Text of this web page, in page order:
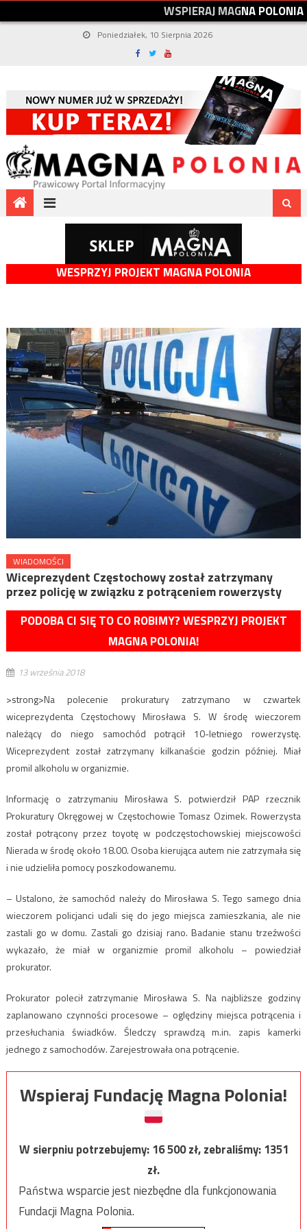
WSPIERAJMAGNAPOLONIA
Poniedziałek, 10 Sierpnia 2026
WESPRZYJ PROJEKT MAGNA POLONIA
WIADOMOŚCI
Wiceprezydent Częstochowy został zatrzymany
przez policję w związku z potrąceniem rowerzysty
PODOBA CI SIĘ TO CO ROBIMY? WESPRZYJ PROJEKT
MAGNA POLONIA!
13 września 2018
>strong>Na polecenie prokuratury zatrzymano w czwartek
wiceprezydenta Częstochowy Mirosława S. W środę wieczorem
należący do niego samochód potrącił 10-letniego rowerzystę.
Wiceprezydent został zatrzymany kilkanaście godzin później. Miał
promil alkoholu w organizmie.
Informację o zatrzymaniu Mirosława S. potwierdził PAP rzecznik
Prokuratury Okręgowej w Częstochowie Tomasz Ozimek. Rowerzysta
został potrącony przez toyotę w podczęstochowskiej miejscowości
Nierada w środę około 18.00. Osoba kierująca autem nie zatrzymała się
i nie udzieliła pomocy poszkodowanemu.
– Ustalono, że samochód należy do Mirosława S. Tego samego dnia
wieczorem policjanci udali się do jego miejsca zamieszkania, ale nie
zastali go w domu. Zastali go dzisiaj rano. Badanie stanu trzeźwości
wykazało, że miał w organizmie promil alkoholu – powiedział
prokurator.
Prokurator polecił zatrzymanie Mirosława S. Na najbliższe godziny
zaplanowano czynności procesowe – oględziny miejsca potrącenia i
przesłuchania świadków. Śledczy sprawdzą m.in. zapis kamerki
jednego z samochodów. Zarejestrowała ona potrącenie.
Wspieraj Fundację Magna Polonia!
W sierpniu potrzebujemy:16 500zł, zebraliśmy:1351
zł.
Państwa wsparcie jest niezbędne dla funkcjonowania
Fundacji Magna Polonia.